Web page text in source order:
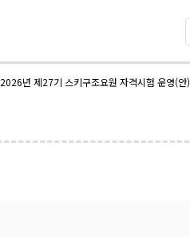
2026년 제27기 스키구조요원 자격시험 운영(안)